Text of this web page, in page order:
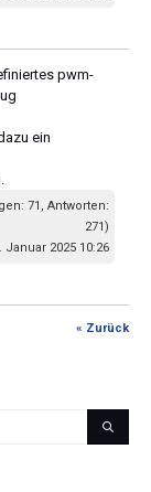
pwm-
ein
71, Antworten:
271)
2025 10:26
« Zurück